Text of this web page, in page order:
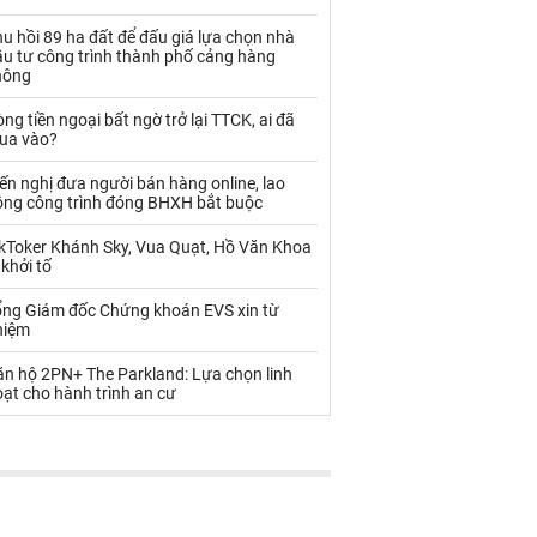
Palladium Phân bón
Rau - Củ -Quả Sắt thép
Sữa
Than Thức ăn chăn nuôi
Thủy hải sản khác Tôm
Vàng
VLXD khác Xăng dầu
Xi măng - Clynker
hồi 89 ha đất để đấu giá lựa chọn nhà
tư công trình thành phố cảng hàng
tiền ngoại bất ngờ trở lại TTCK, ai đã
vào?
nghị đưa người bán hàng online, lao
công trình đóng BHXH bắt buộc
Khánh Sky, Vua Quạt, Hồ Văn Khoa
khởi tố
Giám đốc Chứng khoán EVS xin từ
hộ 2PN+ The Parkland: Lựa chọn linh
cho hành trình an cư